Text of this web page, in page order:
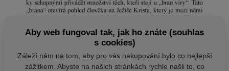
Aby web fungoval tak, jak ho znáte (souhlas
s cookies)
Záleží nám na tom, aby pro vás nakupování bylo co nejlepší
zážitkem. Abyste na našich stránkách rychle našli to, co